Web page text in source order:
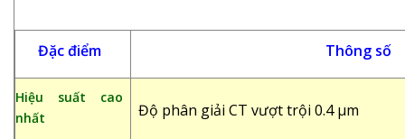
Đặc điểm Thông số
Hiệu suất cao
nhất
Độ phân giải CT vượt trội 0.4 µm